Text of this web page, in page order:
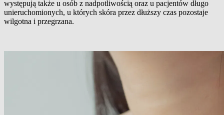
występują także u osób z nadpotliwością oraz u pacjentów długo
unieruchomionych, u których skóra przez dłuższy czas pozostaje
wilgotna i przegrzana.